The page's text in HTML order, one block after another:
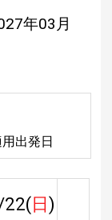
年03月
出発日
22(日)